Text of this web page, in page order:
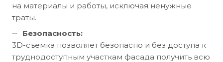
на материалы и работы, исключая ненужные
траты.
Безопасность:
3D-съемка позволяет безопасно и без доступа к
труднодоступным участкам фасада получить всю